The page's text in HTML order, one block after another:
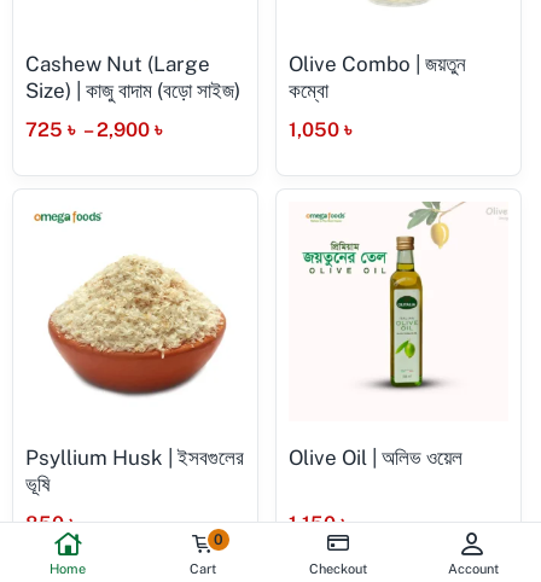
Home
0
Cart Checkout Account
Cashew Nut (Large
Size) | কাজু বাদাম (বড়ো সাইজ)
725 ৳ – 2,900 ৳
Olive Combo | জয়তুন
কম্বো
1,050 ৳
Psyllium Husk | ইসবগুলের
ভূষি
850৳
Olive Oil | অলিভ ওয়েল
1,150৳